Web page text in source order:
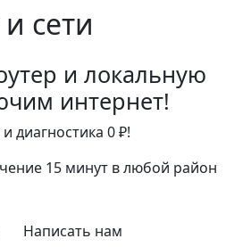
сети
и локальную
интернет!
диагностика 0 ₽!
15 минут в любой район
Написать нам